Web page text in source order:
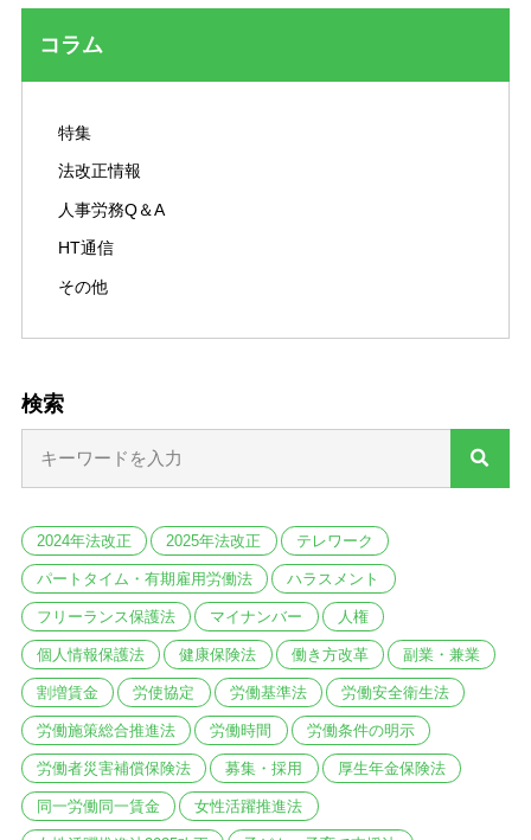
コラム
特集
法改正情報
人事労務Q＆A
HT通信
その他
検索
2024年法改正 2025年法改正 テレワーク
パートタイム・有期雇用労働法 ハラスメント
フリーランス保護法 マイナンバー 人権
個人情報保護法 健康保険法 働き方改革 副業・兼業
割増賃金 労使協定 労働基準法 労働安全衛生法
労働施策総合推進法 労働時間 労働条件の明示
労働者災害補償保険法 募集・採用 厚生年金保険法
同一労働同一賃金 女性活躍推進法